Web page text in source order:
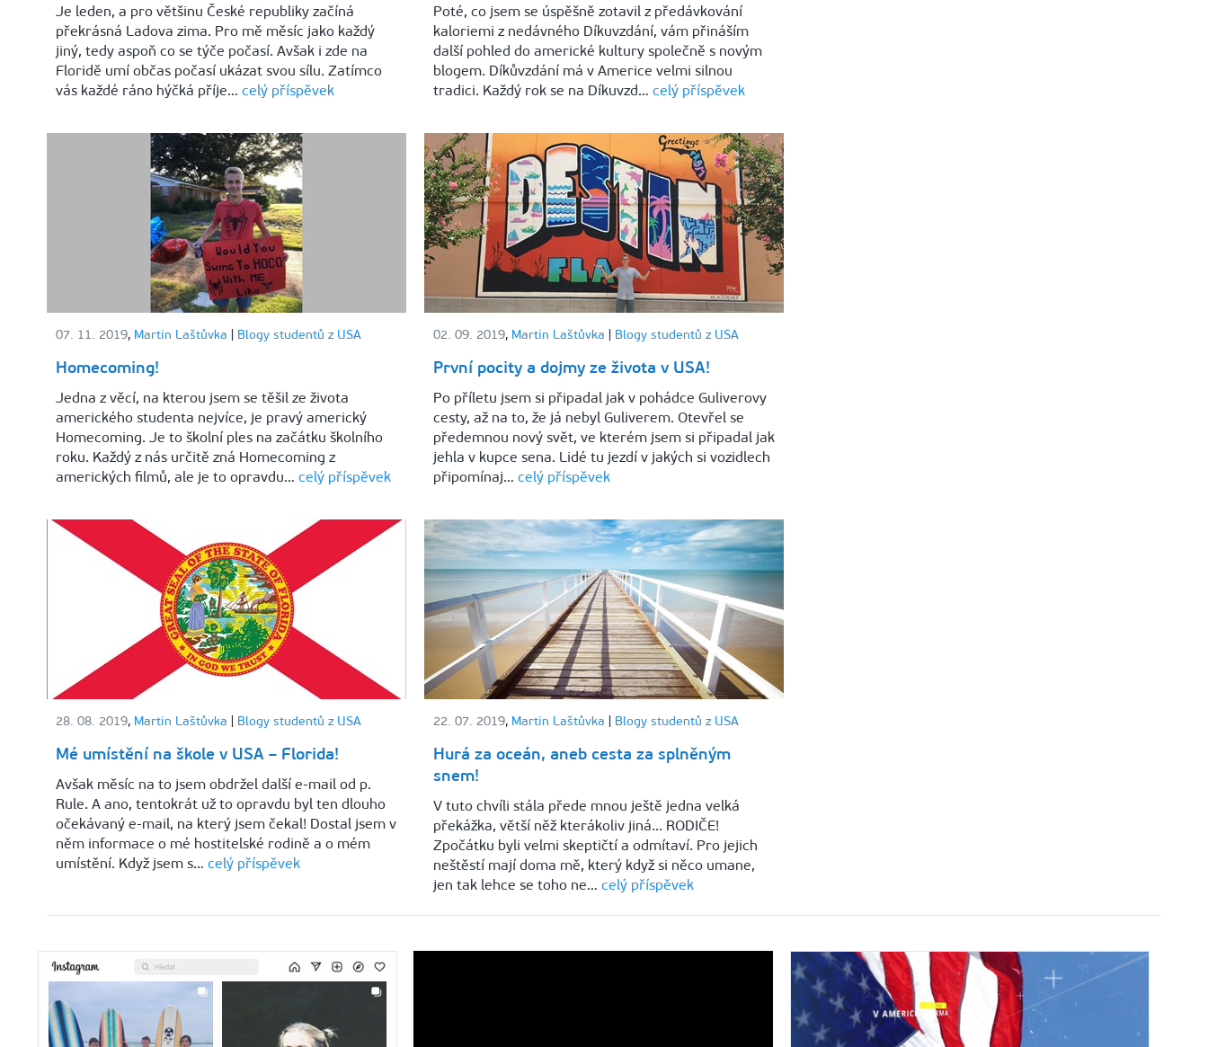
Je leden, a pro většinu České republiky začíná
překrásná Ladova zima. Pro mě měsíc jako každý
jiný, tedy aspoň co se týče počasí. Avšak i zde na
Floridě umí občas počasí ukázat svou sílu. Zatímco
vás každé ráno hýčká příje… celý příspěvek
Poté, co jsem se úspěšně zotavil z předávkování
kaloriemi z nedávného Díkuvzdání, vám přináším
další pohled do americké kultury společně s novým
blogem. Díkůvzdání má v Americe velmi silnou
tradici. Každý rok se na Díkuvzd… celý příspěvek
07. 11. 2019, Martin Laštůvka Blogy studentů z USA
Homecoming!
Jedna z věcí, na kterou jsem se těšil ze života
amerického studenta nejvíce, je pravý americký
Homecoming. Je to školní ples na začátku školního
roku. Každý z nás určitě zná Homecoming z
amerických filmů, ale je to opravdu… celý příspěvek
02. 09. 2019, Martin Laštůvka Blogy studentů z USA
První pocity a dojmy ze života v USA!
Po příletu jsem si připadal jak v pohádce Guliverovy
cesty, až na to, že já nebyl Guliverem. Otevřel se
předemnou nový svět, ve kterém jsem si připadal jak
jehla v kupce sena. Lidé tu jezdí v jakých si vozidlech
připomínaj… celý příspěvek
28. 08. 2019, Martin Laštůvka Blogy studentů z USA
Mé umístění na škole v USA – Florida!
Avšak měsíc na to jsem obdržel další e-mail od p.
Rule. A ano, tentokrát už to opravdu byl ten dlouho
očekávaný e-mail, na který jsem čekal! Dostal jsem v
něm informace o mé hostitelské rodině a o mém
umístění. Když jsem s… celý příspěvek
22. 07. 2019, Martin Laštůvka Blogy studentů z USA
Hurá za oceán, aneb cesta za splněným
snem!
V tuto chvíli stála přede mnou ještě jedna velká
překážka, větší něž kterákoliv jiná... RODIČE!
Zpočátku byli velmi skeptičtí a odmítaví. Pro jejich
neštěstí mají doma mě, který když si něco umane,
jen tak lehce se toho ne… celý příspěvek